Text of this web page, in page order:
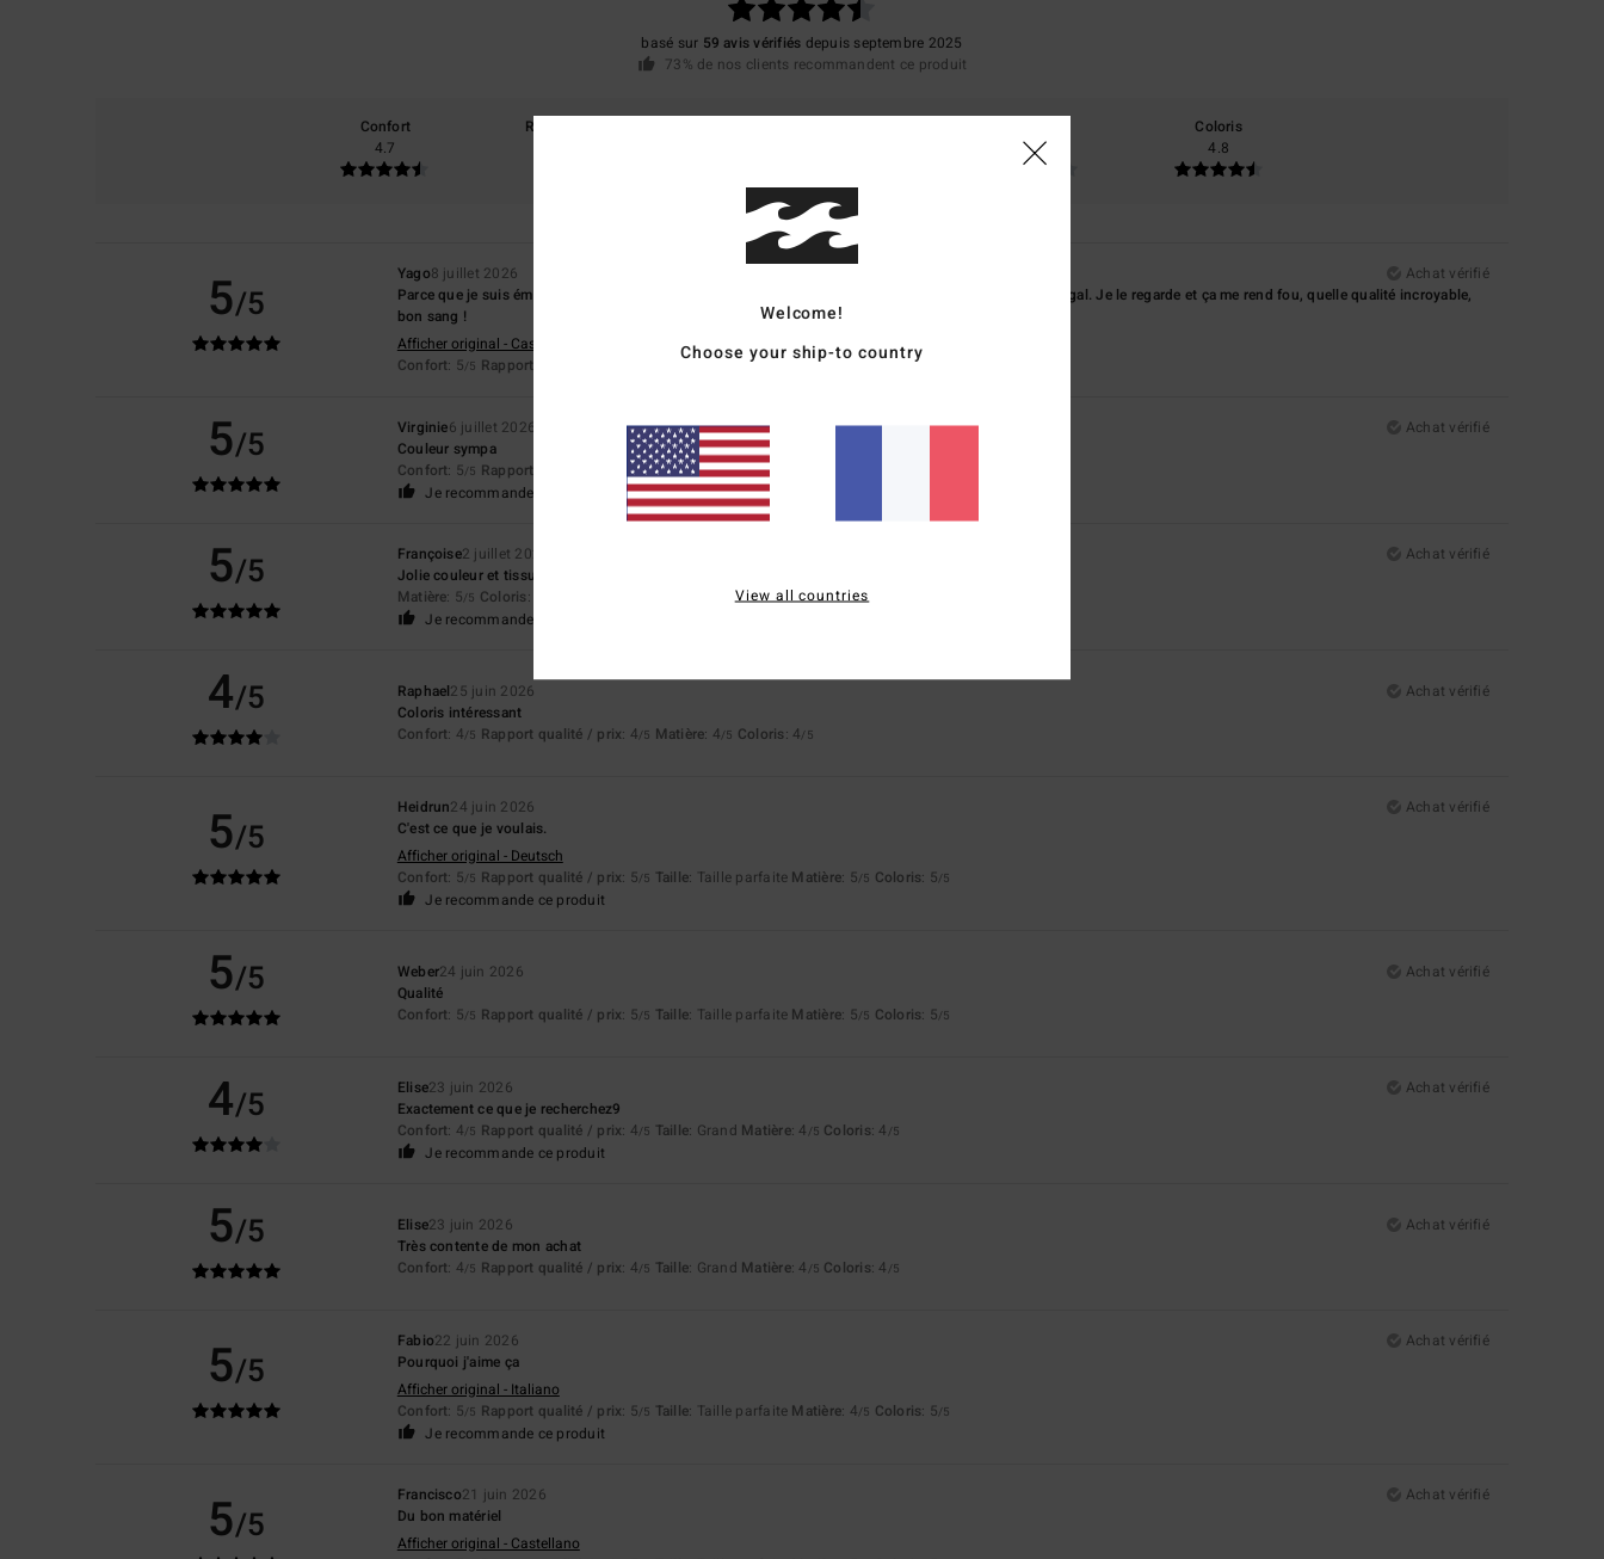
basé sur 59 avis vérifiés depuis septembre 2025
73% de nos clients recommandent ce produit
Confort
4.7
Rapport qualité / prix
4.6
Coloris
4.8
5/5
Yago8 juillet 2026
Achat vérifié
Parce que je suis émerveillé par la qualité exceptionnelle de ce produit, bravo, c'est vraiment un vrai régal. Je le regarde et ça me rend fou, quelle qualité incroyable,
bon sang !
Afficher original - Castellano
Confort: 5/5 Rapport qualité / prix Matière: 5 Coloris : 5
5/5 Virginie6 juillet 2026
Achat vérifié
Couleur sympa
Confort: 5/5 Rapport qualité / prix : 5/5 Taille: Taille parfaite
Je recommande ce produit
5/5 Françoise2 juillet 2026
Achat vérifié
Jolie couleur et tissu pur coton
Matière: 5/5 Coloris: 5
Je recommande ce produit
4/5 Raphael25 juin 2026
Achat vérifié
Coloris intéressant
Confort: 4/5 Rapport qualité / prix: 4/5 Matière: 4/5 Coloris: 4/5
5/5
Heidrun24 juin 2026
Achat vérifié
C'est ce que je voulais.
Afficher original - Deutsch
Confort: 5/5 Rapport qualité / prix: 5/5 Taille: Taille parfaite Matière: 5/5 Coloris: 5/5
Je recommande ce produit
5/5 Weber24 juin 2026
Achat vérifié
Qualité
Confort: 5/5 Rapport qualité / prix: 5/5 Taille: Taille parfaite Matière: 5/5 Coloris: 5/5
4/5 Elise23 juin 2026
Achat vérifié
Exactement ce que je recherchez9
Confort: 4/5 Rapport qualité / prix: 4/5 Taille: Grand Matière: 4 /5 Coloris: 4 /5
Je recommande ce produit
5/5 Elise23 juin 2026
Achat vérifié
Très contente de mon achat
Confort: 4/5 Rapport qualité / prix: 4/5 Taille: Grand Matière: 4 /5 Coloris: 4 /5
5/5
Fabio22 juin 2026
Achat vérifié
Pourquoi j'aime ça
Afficher original - Italiano
Confort: 5/5 Rapport qualité / prix: 5/5 Taille: Taille parfaite Matière: 4/5 Coloris: 5/5
Je recommande ce produit
5/5
Francisco21 juin 2026
Achat vérifié
Du bon matériel
Afficher original - Castellano
Welcome!
Choose your ship-to country
View all countries